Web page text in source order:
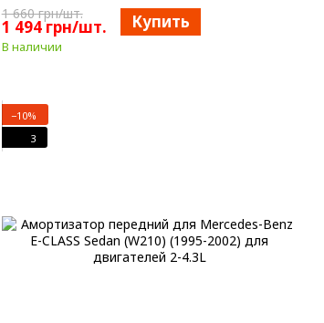
1 660 грн/шт.
1 494 грн/шт. Купить
В наличии
−10%
3